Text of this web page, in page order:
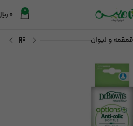
0
0
قمقمه و لیوان